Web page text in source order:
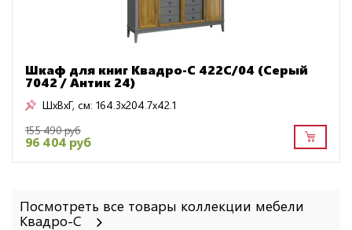
Шкаф для книг Квадро-С 422С/04 (Серый
7042 / Антик 24)
ШxВxГ, см: 164.3x204.7x42.1
155 490 руб
96 404 руб
Посмотреть все товары коллекции мебели
Квадро-С